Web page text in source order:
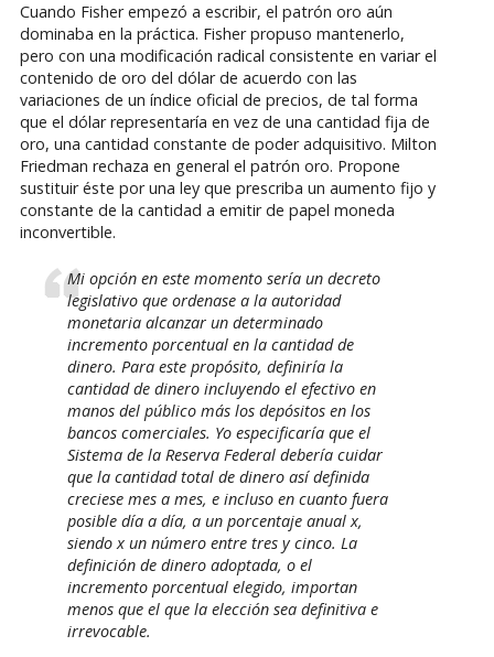
Cuando Fisher empezó a escribir, el patrón oro aún
dominaba en la práctica. Fisher propuso mantenerlo,
pero con una modificación radical consistente en variar el
contenido de oro del dólar de acuerdo con las
variaciones de un índice oficial de precios, de tal forma
que el dólar representaría en vez de una cantidad fija de
oro, una cantidad constante de poder adquisitivo. Milton
Friedman rechaza en general el patrón oro. Propone
sustituir éste por una ley que prescriba un aumento fijo y
constante de la cantidad a emitir de papel moneda
inconvertible.
Mi opción en este momento sería un decreto
legislativo que ordenase a la autoridad
monetaria alcanzar un determinado
incremento porcentual en la cantidad de
dinero. Para este propósito, definiría la
cantidad de dinero incluyendo el efectivo en
manos del público más los depósitos en los
bancos comerciales. Yo especificaría que el
Sistema de la Reserva Federal debería cuidar
que la cantidad total de dinero así definida
creciese mes a mes, e incluso en cuanto fuera
posible día a día, a un porcentaje anual x,
siendo x un número entre tres y cinco. La
definición de dinero adoptada, o el
incremento porcentual elegido, importan
menos que el que la elección sea definitiva e
irrevocable.